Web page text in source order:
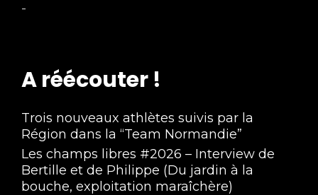
-
A réécouter !
Trois nouveaux athlètes suivis par la
Région dans la “Team Normandie”
Les champs libres #2026 – Interview de
Bertille et de Philippe (Du jardin à la
bouche, exploitation maraîchère)